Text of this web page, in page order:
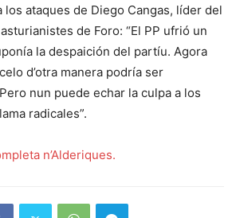
los ataques de Diego Cangas, líder del
de Foro: “El PP ufrió un
la despaición del partíu. Agora
d’otra manera podría ser
nun puede echar la culpa a los
radicales”.
n’Alderiques.